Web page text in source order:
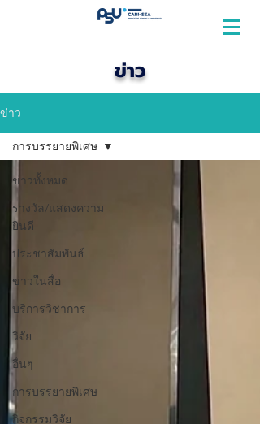
ข่าว
ข่าว
ข่าวทั้งหมด
รางวัล/แสดงความ
ยินดี
ประชาสัมพันธ์
ข่าวในสื่อ
บริการวิชาการ
วิจัย
อื่นๆ
การบรรยายพิเศษ
กิจกรรมวิจัย
การบรรยายพิเศษ